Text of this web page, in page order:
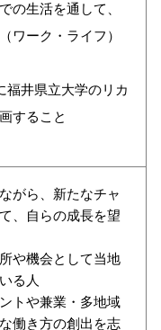
の生活を通して、
ワーク・ライフ）
福井県立大学のリカ
すること
がら、新たなチャ
、自らの成長を望
や機会として当地
る人
トや兼業・多地域
働き方の創出を志